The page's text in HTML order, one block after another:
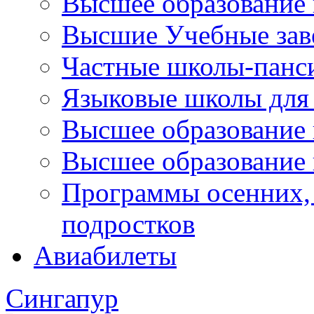
Высшие Учебные
Частные школы-
Языковые школы для
Высшее
Высшее образование
Программы осенних,
подростков
Авиабилеты
Сингапур